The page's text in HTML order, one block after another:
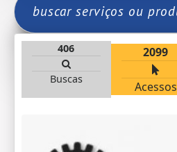
406
Buscas
2099
Acessos